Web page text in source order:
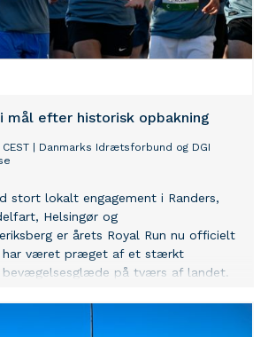
i mål efter historisk opbakning
Danmarks Idrætsforbund og DGI
stort lokalt engagement i Randers,
Helsingør og
er årets Royal Run nu officielt
har været præget af et stærkt
bevægelsesglæde på tværs af landet.